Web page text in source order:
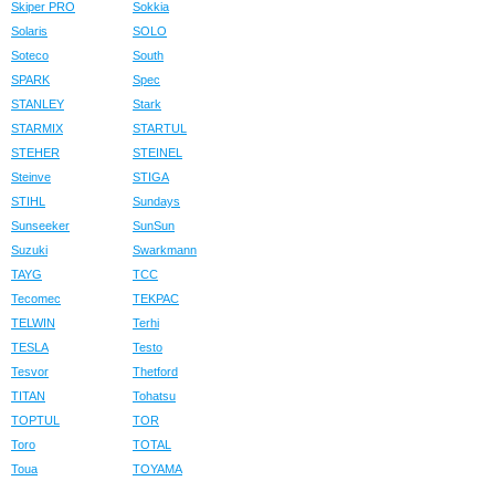
Skiper PRO
Sokkia
Solaris
SOLO
Soteco
South
SPARK
Spec
STANLEY
Stark
STARMIX
STARTUL
STEHER
STEINEL
Steinve
STIGA
STIHL
Sundays
Sunseeker
SunSun
Suzuki
Swarkmann
TAYG
TCC
Tecomec
TEKPAC
TELWIN
Terhi
TESLA
Testo
Tesvor
Thetford
TITAN
Tohatsu
TOPTUL
TOR
Toro
TOTAL
Toua
TOYAMA